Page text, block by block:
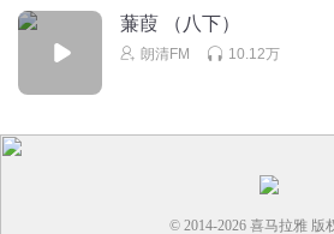
蒹葭 （八下）
朗清FM 10.12万
© 2014-2026 喜马拉雅 版